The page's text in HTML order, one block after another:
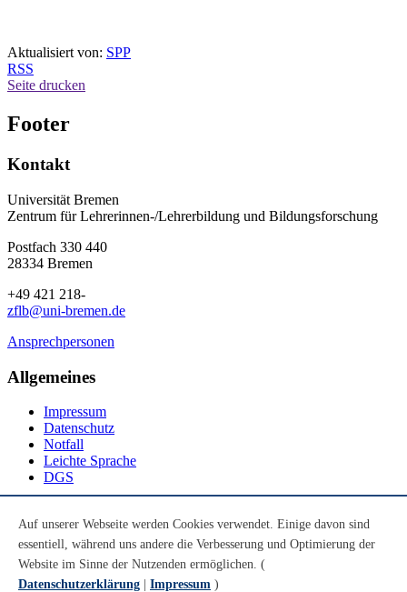
Aktualisiert von: SPP
RSS
Seite drucken
Footer
Kontakt
Universität Bremen
Zentrum für Lehrerinnen-/Lehrerbildung und Bildungsforschung
Postfach 330 440
28334 Bremen
+49 421 218-
zflb@uni-bremen.de
Ansprechpersonen
Allgemeines
Impressum
Datenschutz
Notfall
Leichte Sprache
DGS
Youtube
Instagram
LinkedIn
Auf unserer Webseite werden Cookies verwendet. Einige davon sind
essentiell, während uns andere die Verbesserung und Optimierung der
Website im Sinne der Nutzenden ermöglichen. (
Datenschutzerklärung
Impressum )